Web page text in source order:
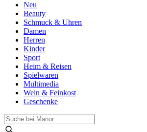
Neu
Beauty
Schmuck & Uhren
Damen
Herren
Kinder
Sport
Heim & Reisen
Spielwaren
Multimedia
Wein & Feinkost
Geschenke